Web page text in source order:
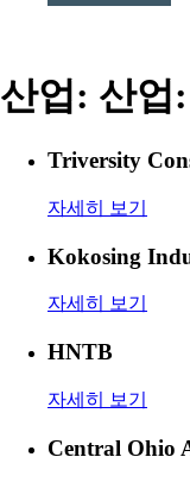
산업: 산업
Triversity
자세히 보기
Kokosing
자세히 보기
HNTB
자세히 보기
Central Ohio